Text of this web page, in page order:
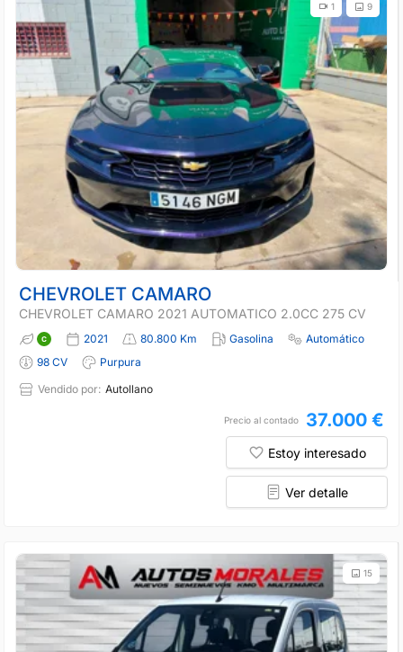
9
1
CHEVROLET CAMARO
CHEVROLET CAMARO 2021 AUTOMATICO 2.0CC 275 CV
2021 80.800 Km Gasolina
Automático
98 CV
Purpura
Vendido por: Autollano
Precio al contado 37.000 €
Estoy interesado
Ver detalle
15